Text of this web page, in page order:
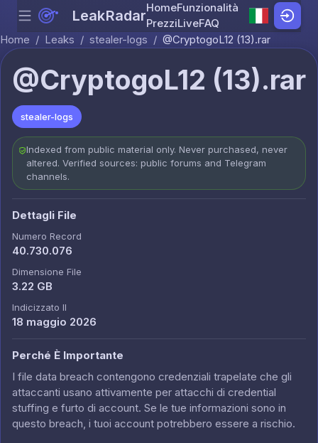
Skip to content
Menu LeakRadarHomeFunzionalità
PrezziLiveFAQ
Home / Leaks / stealer-logs / @CryptogoL12 (13).rar
@CryptogoL12 (13).rar
stealer-logs
Indexed from public material only. Never purchased, never
altered. Verified sources: public forums and Telegram
channels.
Dettagli File
Numero Record
40.730.076
Dimensione File
3.22 GB
Indicizzato Il
18 maggio 2026
Perché È Importante
I file data breach contengono credenziali trapelate che gli
attaccanti usano attivamente per attacchi di credential
stuffing e furto di account. Se le tue informazioni sono in
questo breach, i tuoi account potrebbero essere a rischio.